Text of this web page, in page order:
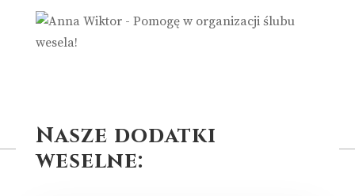
Nasze dodatki
weselne: